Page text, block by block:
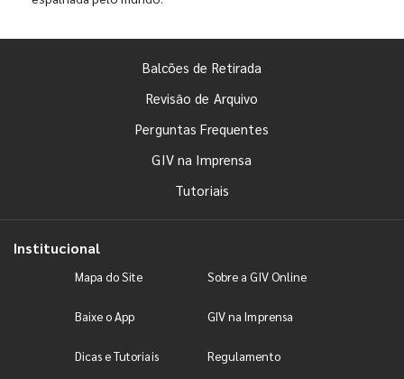
Balcões de Retirada
Revisão de Arquivo
Perguntas Frequentes
GIV na Imprensa
Tutoriais
Institucional
Mapa do Site Sobre a GIV Online
Baixe o App GIV na Imprensa
Dicas e Tutoriais Regulamento